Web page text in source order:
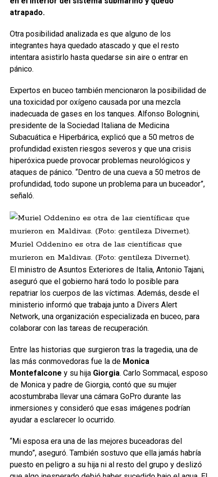
atrapado.
Otra posibilidad analizada es que alguno de los
integrantes haya quedado atascado y que el resto
intentara asistirlo hasta quedarse sin aire o entrar en
pánico.
Expertos en buceo también mencionaron la posibilidad de
una toxicidad por oxígeno causada por una mezcla
inadecuada de gases en los tanques. Alfonso Bolognini,
presidente de la Sociedad Italiana de Medicina
Subacuática e Hiperbárica, explicó que a 50 metros de
profundidad existen riesgos severos y que una crisis
hiperóxica puede provocar problemas neurológicos y
ataques de pánico. “Dentro de una cueva a 50 metros de
profundidad, todo supone un problema para un buceador”,
señaló.
Muriel Oddenino es otra de las científicas que
murieron en Maldivas. (Foto: gentileza Divernet).
El ministro de Asuntos Exteriores de Italia, Antonio Tajani,
aseguró que el gobierno hará todo lo posible para
repatriar los cuerpos de las víctimas. Además, desde el
ministerio informó que trabaja junto a Divers Alert
Network, una organización especializada en buceo, para
colaborar con las tareas de recuperación.
Entre las historias que surgieron tras la tragedia, una de
las más conmovedoras fue la de Monica
Montefalcone y su hija Giorgia. Carlo Sommacal, esposo
de Monica y padre de Giorgia, contó que su mujer
acostumbraba llevar una cámara GoPro durante las
inmersiones y consideró que esas imágenes podrían
ayudar a esclarecer lo ocurrido.
“Mi esposa era una de las mejores buceadoras del
mundo”, aseguró. También sostuvo que ella jamás habría
puesto en peligro a su hija ni al resto del grupo y deslizó